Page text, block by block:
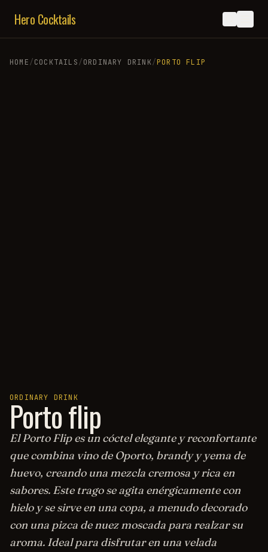
Hero Cocktails
HOME/COCKTAILS/ORDINARY DRINK/PORTO FLIP
ORDINARY DRINK
Porto flip
El Porto Flip es un cóctel elegante y reconfortante
que combina vino de Oporto, brandy y yema de
huevo, creando una mezcla cremosa y rica en
sabores. Este trago se agita enérgicamente con
hielo y se sirve en una copa, a menudo decorado
con una pizca de nuez moscada para realzar su
aroma. Ideal para disfrutar en una velada